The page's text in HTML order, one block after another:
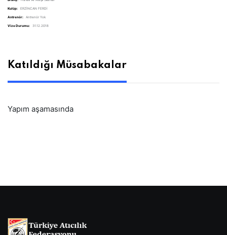
Kulüp: ERZİNCAN FERDİ
Antrenör: Antrenör Yok
Vize Durumu: 31.12.2018
Katıldığı Müsabakalar
Yapım aşamasında